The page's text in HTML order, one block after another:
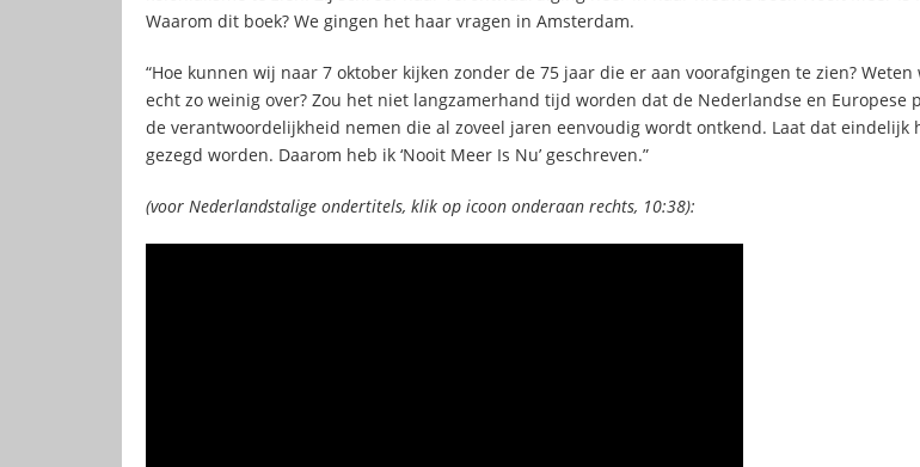
Waarom dit boek? We gingen het haar vragen in Amsterdam.
“Hoe kunnen wij naar 7 oktober kijken zonder de 75 jaar die er aan voorafgingen te zien?
echt zo weinig over? Zou het niet langzamerhand tijd worden dat de Nederlandse en Europese
de verantwoordelijkheid nemen die al zoveel jaren eenvoudig wordt ontkend. Laat dat eindelijk
gezegd worden. Daarom heb ik ‘Nooit Meer Is Nu’ geschreven.”
(voor Nederlandstalige ondertitels, klik op icoon onderaan rechts, 10:38):